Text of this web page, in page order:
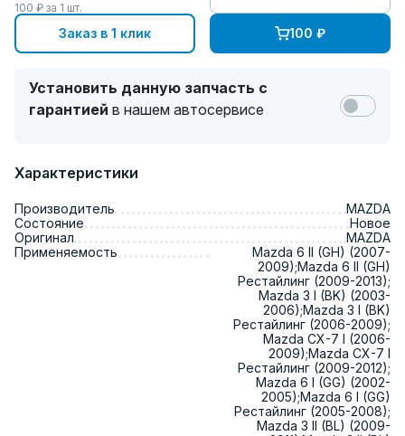
100 ₽ за 1 шт.
Заказ в 1 клик 100 ₽
Установить данную запчасть с
гарантией в нашем автосервисе
Характеристики
Производитель
MAZDA
Состояние
Новое
Оригинал
MAZDA
Применяемость
Mazda 6 II (GH) (2007-
2009);Mazda 6 II (GH)
Рестайлинг (2009-2013);
Mazda 3 I (BK) (2003-
2006);Mazda 3 I (BK)
Рестайлинг (2006-2009);
Mazda CX-7 I (2006-
2009);Mazda CX-7 I
Рестайлинг (2009-2012);
Mazda 6 I (GG) (2002-
2005);Mazda 6 I (GG)
Рестайлинг (2005-2008);
Mazda 3 II (BL) (2009-